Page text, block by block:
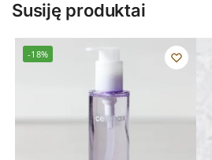
Susiję produktai
-18%